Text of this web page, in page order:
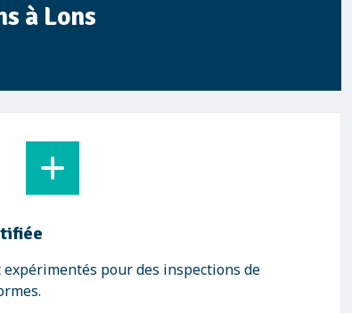
à Lons
pour des inspections de